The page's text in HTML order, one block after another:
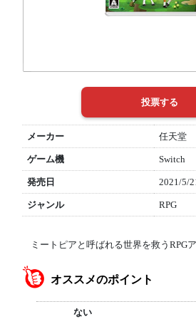
メーカー 任天堂
ゲーム機 Switch
発売日 2021/5/
ジャンル RPG
ミートピアと呼ばれる世界を救うRPG
オススメのポイント
ない